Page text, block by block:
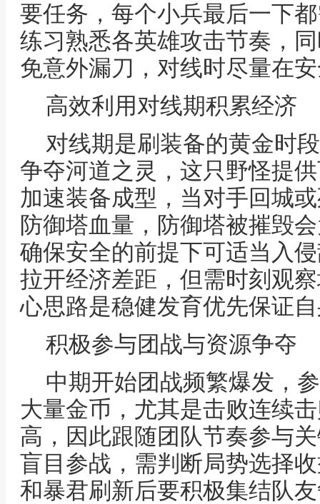
要任务，每个小兵最后一下
练习熟悉各英雄攻击节奏，
免意外漏刀，对线时尽量在
高效利用对线期积累经济
对线期是刷装备的黄金时
争夺河道之灵，这只野怪提
加速装备成型，当对手回城
防御塔血量，防御塔被摧毁
确保安全的前提下可适当入
拉开经济差距，但需时刻观
心思路是稳健发育优先保证
积极参与团战与资源争夺
中期开始团战频繁爆发，
大量金币，尤其是击败连续
高，因此跟随团队节奏参与
盲目参战，需判断局势选择
和暴君刷新后要积极集结队